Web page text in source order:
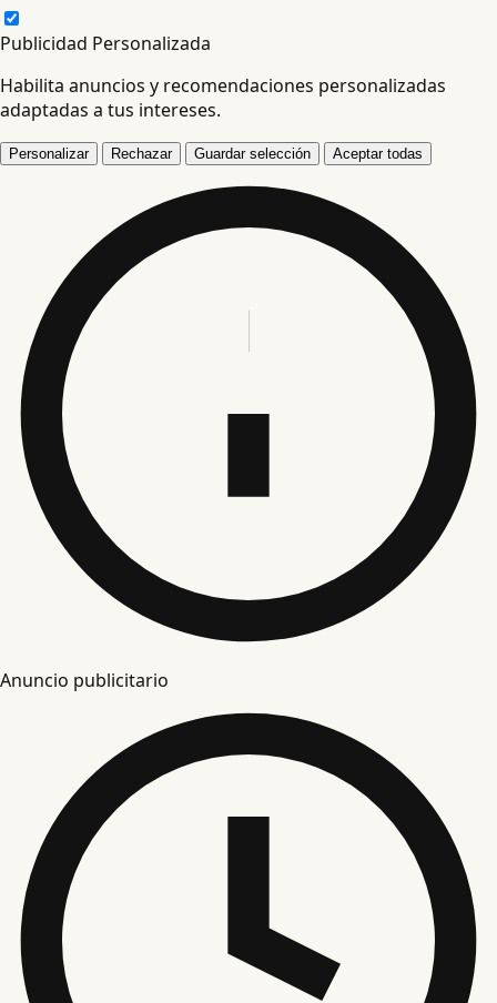
Publicidad Personalizada
Habilita anuncios y recomendaciones personalizadas
adaptadas a tus intereses.
Personalizar Rechazar Guardar selección Aceptar todas
Anuncio publicitario